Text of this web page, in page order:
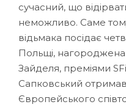
сучасний, що
неможливо. Саме
відьмака посідає
Польщі,
Зайделя, преміями
Сапковський
Європейського